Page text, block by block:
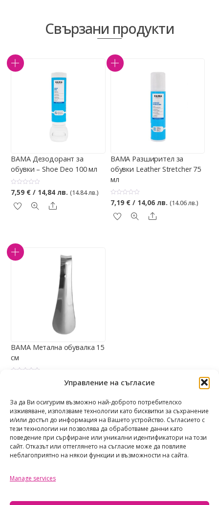
Управление на съгласие
За да Ви осигурим възможно най-доброто потребителско
изживяване, използваме технологии като бисквитки за съхранение
и/или достъп до информация на Вашето устройство. Съгласието с
тези технологии ни позволява да обработваме данни като
поведение при сърфиране или уникални идентификатори на този
сайт. Отказът или оттеглянето на съгласие може да повлияе
неблагоприятно на някои функции и възможности на сайта.
Manage services
Свързани продукти
BAMA Дезодорант за
обувки – Shoe Deo 100 мл
О
ц
н
т
7,59 € / 14,84 лв.(14.84 лв.)
Share
BAMA Разширител за
обувки Leather Stretcher 75
мл
О
ц
7,19 €/ 14,06 лв. (14.06 лв.)
Share
BAMA Метална обувалка 15
см
е
н
о
0
о
т
5
/ 9,78 лв.(9.78 лв.)